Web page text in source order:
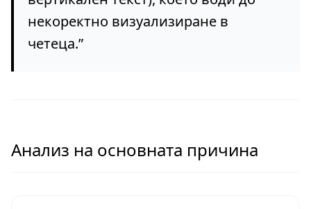
некоректно визуализиране в
четеца.”
Анализ на основната причина